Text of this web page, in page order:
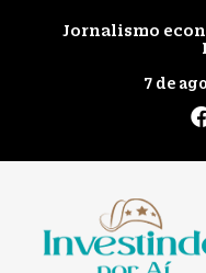
Jornalismo
7 de